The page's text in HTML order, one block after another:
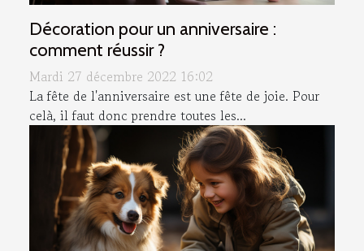
Décoration pour un anniversaire :
comment réussir ?
Mardi 27 décembre 2022 16:02
La fête de l'anniversaire est une fête de joie. Pour
celà, il faut donc prendre toutes les...